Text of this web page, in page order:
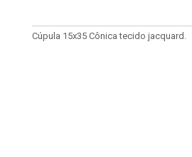
Cúpula 15x35 Cônica tecido jacquard.